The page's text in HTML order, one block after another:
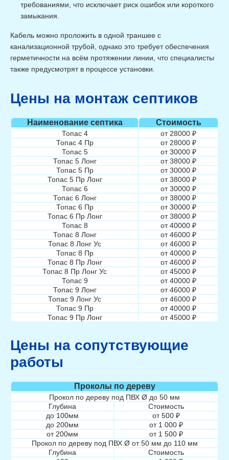
требованиями, что исключает риск ошибок или короткого
замыкания.
Кабель можно проложить в одной траншее с
канализационной трубой, однако это требует обеспечения
герметичности на всём протяжении линии, что специалисты
также предусмотрят в процессе установки.
Цены на монтаж септиков
Наименование септика Стоимость
Топас 4
от 28000 ₽
Топас 4 Пр
от 28000 ₽
Топас 5
от 30000 ₽
Топас 5 Лонг
от 38000 ₽
Топас 5 Пр
от 30000 ₽
Топас 5 Пр Лонг
от 38000 ₽
Топас 6
от 30000 ₽
Топас 6 Лонг
от 38000 ₽
Топас 6 Пр
от 30000 ₽
Топас 6 Пр Лонг
от 38000 ₽
Топас 8
от 40000 ₽
Топас 8 Лонг
от 46000 ₽
Топас 8 Лонг Ус
от 46000 ₽
Топас 8 Пр
от 40000 ₽
Топас 8 Пр Лонг
от 46000 ₽
Топас 8 Пр Лонг Ус
от 45000 ₽
Топас 9
от 40000 ₽
Топас 9 Лонг
от 46000 ₽
Топас 9 Лонг Ус
от 46000 ₽
Топас 9 Пр
от 40000 ₽
Топас 9 Пр Лонг
от 45000 ₽
Топас 10 Лонг
от 48000 ₽
Топас 10 Лонг Ус
от 45000 ₽
Топас 10 Пр
Топас 10 Пр Лонг Ус
от 48000 ₽
Топас 12
от 50000 ₽
Топас 12 Лонг
от 50000 ₽
Топас 12 Лонг Ус
от 50000 ₽
Топас 12 Пр
от 45000 ₽
Топас 12 Пр Лонг
от 50000 ₽
Топас 12 Пр Лонг Ус
от 50000 ₽
Топас 15
от 50000 ₽
Топас 15 Лонг
от 55000 ₽
Цены на сопутствующие
работы
Проколы по дереву
Прокол по дереву под ПВХ Ø до 50 мм
Глубина
Стоимость
до 100мм
от 500 ₽
до 200мм
от 1 000 ₽
от 200мм
от 1 500 ₽
Прокол по дереву под ПВХ Ø от 50 мм до 110 мм
Глубина
Стоимость